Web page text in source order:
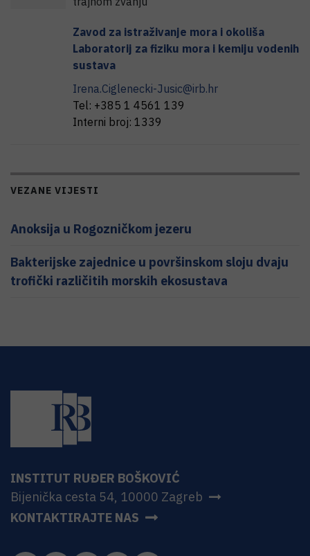
Zavod za istraživanje mora i okoliša
Laboratorij za fiziku mora i kemiju vodenih
sustava
Irena.Ciglenecki-Jusic@irb.hr
Tel: +385 1 4561 139
Interni broj: 1339
VEZANE VIJESTI
Anoksija u Rogozničkom jezeru
Bakterijske zajednice u površinskom sloju dvaju
trofički različitih morskih ekosustava
INSTITUT RUĐER BOŠKOVIĆ
Bijenička cesta 54, 10000 Zagreb
KONTAKTIRAJTE NAS